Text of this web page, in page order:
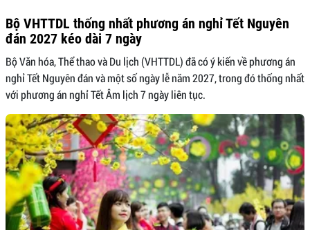
Bộ VHTTDL thống nhất phương án nghỉ Tết Nguyên
đán 2027 kéo dài 7 ngày
Bộ Văn hóa, Thể thao và Du lịch (VHTTDL) đã có ý kiến về phương án
nghỉ Tết Nguyên đán và một số ngày lễ năm 2027, trong đó thống nhất
với phương án nghỉ Tết Âm lịch 7 ngày liên tục.